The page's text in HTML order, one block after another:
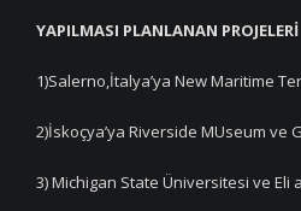
YAPILMASI PLANLANAN PROJELERİ
1)Salerno,İtalya’ya New Maritime
2)İskoçya’ya Riverside MUseum ve
3) Michigan State Üniversitesi ve Eli